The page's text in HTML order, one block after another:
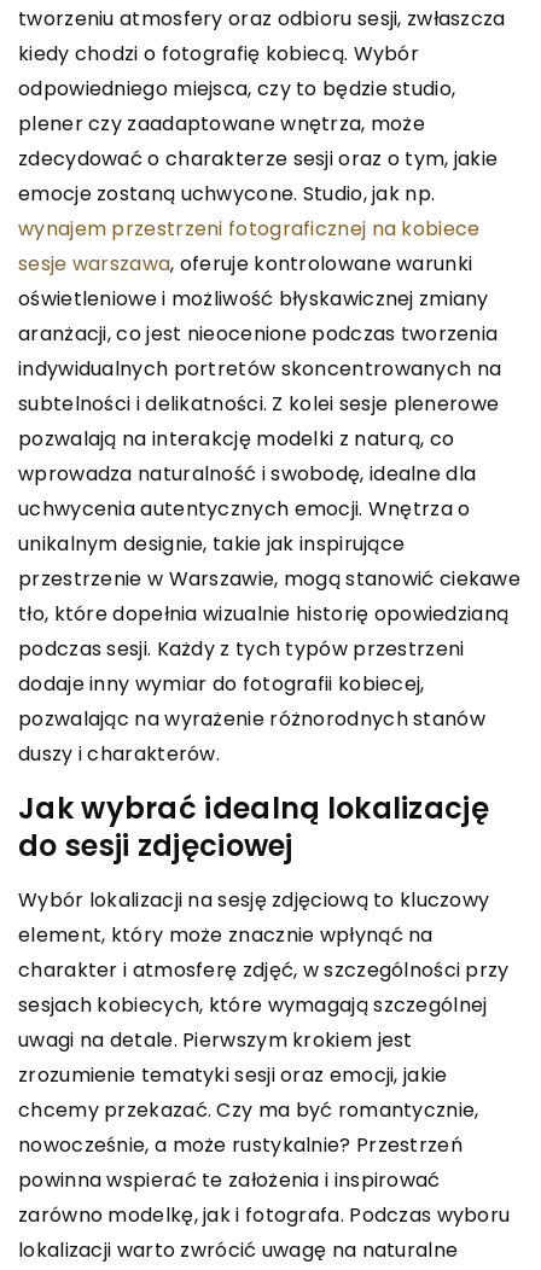
tworzeniu atmosfery oraz odbioru sesji, zwłaszcza
kiedy chodzi o fotografię kobiecą. Wybór
odpowiedniego miejsca, czy to będzie studio,
plener czy zaadaptowane wnętrza, może
zdecydować o charakterze sesji oraz o tym, jakie
emocje zostaną uchwycone. Studio, jak np.
wynajem przestrzeni fotograficznej na kobiece
sesje warszawa, oferuje kontrolowane warunki
oświetleniowe i możliwość błyskawicznej zmiany
aranżacji, co jest nieocenione podczas tworzenia
indywidualnych portretów skoncentrowanych na
subtelności i delikatności. Z kolei sesje plenerowe
pozwalają na interakcję modelki z naturą, co
wprowadza naturalność i swobodę, idealne dla
uchwycenia autentycznych emocji. Wnętrza o
unikalnym designie, takie jak inspirujące
przestrzenie w Warszawie, mogą stanowić ciekawe
tło, które dopełnia wizualnie historię opowiedzianą
podczas sesji. Każdy z tych typów przestrzeni
dodaje inny wymiar do fotografii kobiecej,
pozwalając na wyrażenie różnorodnych stanów
duszy i charakterów.
Jak wybrać idealną lokalizację
do sesji zdjęciowej
Wybór lokalizacji na sesję zdjęciową to kluczowy
element, który może znacznie wpłynąć na
charakter i atmosferę zdjęć, w szczególności przy
sesjach kobiecych, które wymagają szczególnej
uwagi na detale. Pierwszym krokiem jest
zrozumienie tematyki sesji oraz emocji, jakie
chcemy przekazać. Czy ma być romantycznie,
nowocześnie, a może rustykalnie? Przestrzeń
powinna wspierać te założenia i inspirować
zarówno modelkę, jak i fotografa. Podczas wyboru
lokalizacji warto zwrócić uwagę na naturalne